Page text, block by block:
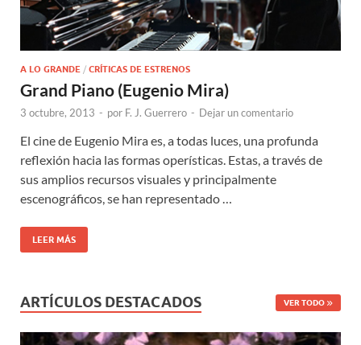
A LO GRANDE / CRÍTICAS DE ESTRENOS
Grand Piano (Eugenio Mira)
3 octubre, 2013 - por F. J. Guerrero - Dejar un comentario
El cine de Eugenio Mira es, a todas luces, una profunda
reflexión hacia las formas operísticas. Estas, a través de
sus amplios recursos visuales y principalmente
escenográficos, se han representado …
LEER MÁS
ARTÍCULOS DESTACADOS VER TODO